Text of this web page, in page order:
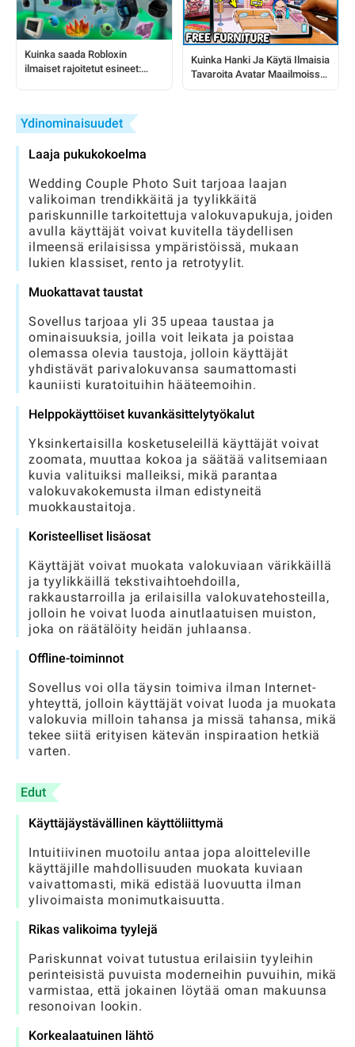
Kuinka saada Robloxin
ilmaiset rajoitetut esineet:
Kuinka Hanki Ja Käytä Ilmaisia
Tavaroita Avatar Maailmoissa:
Ydinominaisuudet
Laaja pukukokoelma
Wedding Couple Photo Suit tarjoaa laajan
valikoiman trendikkäitä ja tyylikkäitä
pariskunnille tarkoitettuja valokuvapukuja, joiden
avulla käyttäjät voivat kuvitella täydellisen
ilmeensä erilaisissa ympäristöissä, mukaan
lukien klassiset, rento ja retrotyylit.
Muokattavat taustat
Sovellus tarjoaa yli 35 upeaa taustaa ja
ominaisuuksia, joilla voit leikata ja poistaa
olemassa olevia taustoja, jolloin käyttäjät
yhdistävät parivalokuvansa saumattomasti
kauniisti kuratoituihin hääteemoihin.
Helppokäyttöiset kuvankäsittelytyökalut
Yksinkertaisilla kosketuseleillä käyttäjät voivat
zoomata, muuttaa kokoa ja säätää valitsemiaan
kuvia valituiksi malleiksi, mikä parantaa
valokuvakokemusta ilman edistyneitä
muokkaustaitoja.
Koristeelliset lisäosat
Käyttäjät voivat muokata valokuviaan värikkäillä
ja tyylikkäillä tekstivaihtoehdoilla,
rakkaustarroilla ja erilaisilla valokuvatehosteilla,
jolloin he voivat luoda ainutlaatuisen muiston,
joka on räätälöity heidän juhlaansa.
Offline-toiminnot
Sovellus voi olla täysin toimiva ilman Internet-
yhteyttä, jolloin käyttäjät voivat luoda ja muokata
valokuvia milloin tahansa ja missä tahansa, mikä
tekee siitä erityisen kätevän inspiraation hetkiä
varten.
Edut
Käyttäjäystävällinen käyttöliittymä
Intuitiivinen muotoilu antaa jopa aloitteleville
käyttäjille mahdollisuuden muokata kuviaan
vaivattomasti, mikä edistää luovuutta ilman
ylivoimaista monimutkaisuutta.
Rikas valikoima tyylejä
Pariskunnat voivat tutustua erilaisiin tyyleihin
perinteisistä puvuista moderneihin puvuihin, mikä
varmistaa, että jokainen löytää oman makuunsa
resonoivan lookin.
Korkealaatuinen lähtö